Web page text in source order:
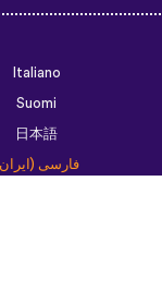
Italiano
Suomi
日本語
فارسی